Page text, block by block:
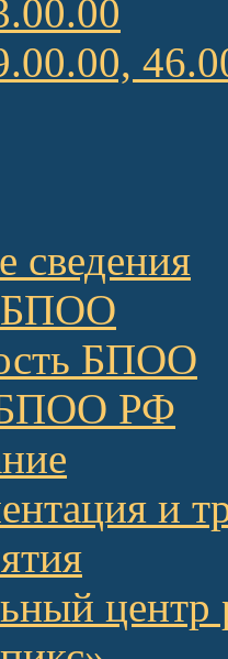
сведения
БПОО
БПОО
БПОО РФ
и
центр